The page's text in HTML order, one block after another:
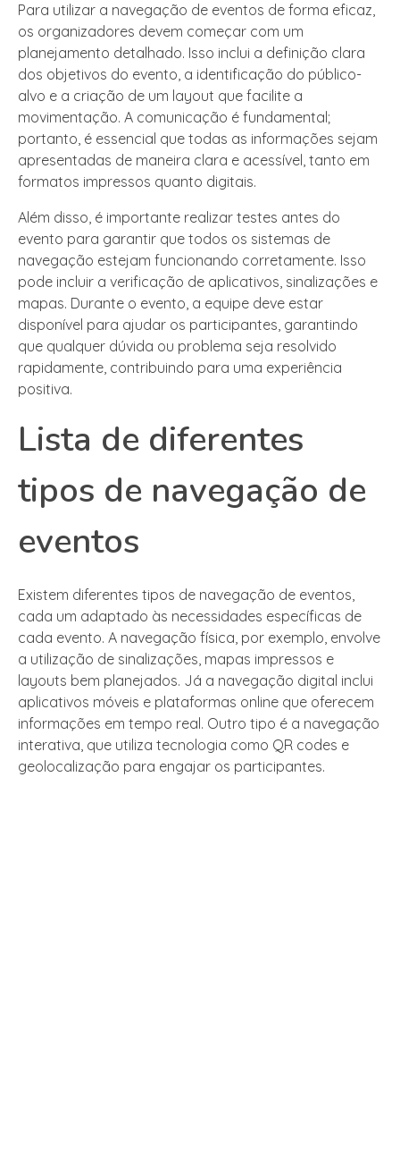
Para utilizar a navegação de eventos de forma eficaz,
os organizadores devem começar com um
planejamento detalhado. Isso inclui a definição clara
dos objetivos do evento, a identificação do público-
alvo e a criação de um layout que facilite a
movimentação. A comunicação é fundamental;
portanto, é essencial que todas as informações sejam
apresentadas de maneira clara e acessível, tanto em
formatos impressos quanto digitais.
Além disso, é importante realizar testes antes do
evento para garantir que todos os sistemas de
navegação estejam funcionando corretamente. Isso
pode incluir a verificação de aplicativos, sinalizações e
mapas. Durante o evento, a equipe deve estar
disponível para ajudar os participantes, garantindo
que qualquer dúvida ou problema seja resolvido
rapidamente, contribuindo para uma experiência
positiva.
Lista de diferentes
tipos de navegação de
eventos
Existem diferentes tipos de navegação de eventos,
cada um adaptado às necessidades específicas de
cada evento. A navegação física, por exemplo, envolve
a utilização de sinalizações, mapas impressos e
layouts bem planejados. Já a navegação digital inclui
aplicativos móveis e plataformas online que oferecem
informações em tempo real. Outro tipo é a navegação
interativa, que utiliza tecnologia como QR codes e
geolocalização para engajar os participantes.